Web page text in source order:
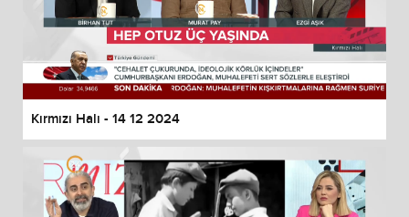
Kırmızı Halı - 14 12 2024